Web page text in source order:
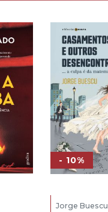
- 10%
Jorge Buescu